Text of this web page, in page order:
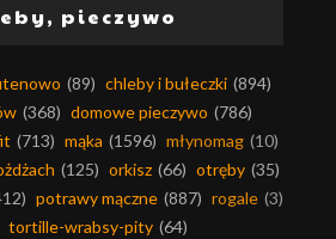
pieczywo
(89) chleby i bułeczki (894)
(368) domowe pieczywo (786)
(713) mąka (1596) młynomag (10)
(125) orkisz (66) otręby (35)
potrawy mączne (887) rogale (3)
tortille-wrabsy-pity (64)